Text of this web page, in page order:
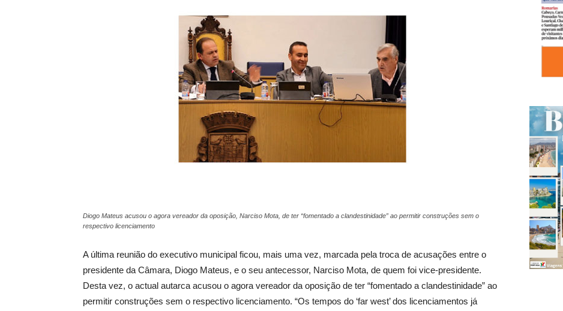
Diogo Mateus acusou o agora vereador da oposição, Narciso Mota, de ter “fomentado a clandestinidade” ao permitir construções sem o
respectivo licenciamento
A última reunião do executivo municipal ficou, mais uma vez, marcada pela troca de acusações entre o
presidente da Câmara, Diogo Mateus, e o seu antecessor, Narciso Mota, de quem foi vice-presidente.
Desta vez, o actual autarca acusou o agora vereador da oposição de ter “fomentado a clandestinidade” ao
permitir construções sem o respectivo licenciamento. “Os tempos do ‘far west’ dos licenciamentos já